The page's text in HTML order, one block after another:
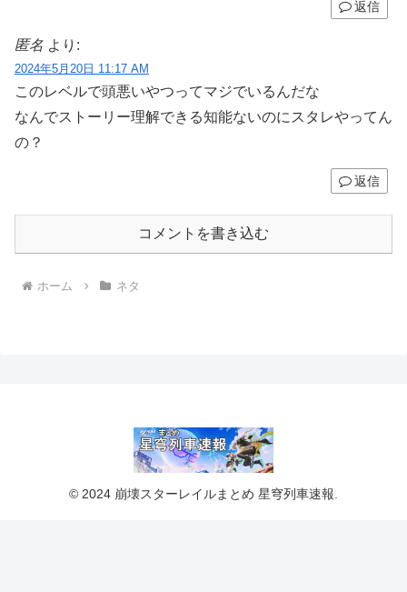
返信
匿名 より:
2024年5月20日 11:17 AM
このレベルで頭悪いやつってマジでいるんだな
なんでストーリー理解できる知能ないのにスタレやってん
の？
返信
コメントを書き込む
ホーム ネタ
© 2024 崩壊スターレイルまとめ 星穹列車速報.